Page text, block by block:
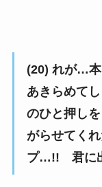
(20) れが…
あきらめて
のひと押し
がらせてく
プ…!! 君に